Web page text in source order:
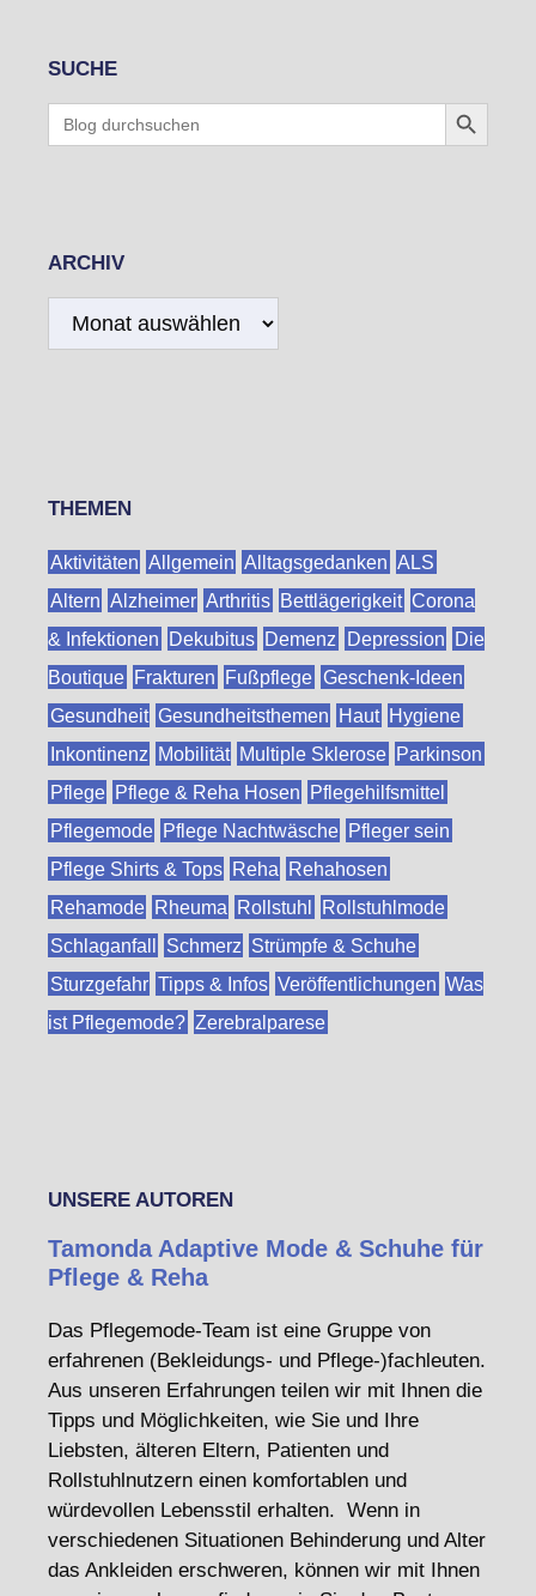
SUCHE
for:
Search Button
ARCHIV
Archiv
THEMEN
Aktivitäten Allgemein Alltagsgedanken ALS
Altern Alzheimer Arthritis Bettlägerigkeit Corona
& Infektionen
Dekubitus Demenz Depression
Die
Boutique Frakturen Fußpflege Geschenk-Ideen
Gesundheit Gesundheitsthemen Haut Hygiene
Inkontinenz
Mobilität Multiple Sklerose Parkinson
Pflege
Pflege & Reha Hosen
Pflegehilfsmittel
Pflegemode
Pflege Nachtwäsche
Pfleger sein
Pflege Shirts & Tops
Reha
Rehahosen
Rehamode
Rheuma Rollstuhl
Rollstuhlmode
Schlaganfall
Schmerz Strümpfe & Schuhe
Sturzgefahr Tipps & Infos Veröffentlichungen Was
ist Pflegemode? Zerebralparese
UNSERE AUTOREN
Tamonda Adaptive Mode & Schuhe für
Pflege & Reha
Das Pflegemode-Team ist eine Gruppe von
erfahrenen (Bekleidungs- und Pflege-)fachleuten.
Aus unseren Erfahrungen teilen wir mit Ihnen die
Tipps und Möglichkeiten, wie Sie und Ihre
Liebsten, älteren Eltern, Patienten und
Rollstuhlnutzern einen komfortablen und
würdevollen Lebensstil erhalten. Wenn in
verschiedenen Situationen Behinderung und Alter
das Ankleiden erschweren, können wir mit Ihnen